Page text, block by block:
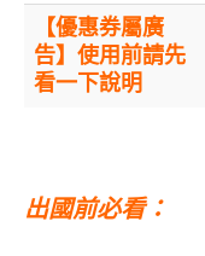
【優惠券屬廣
告】使用前請先
看一下說明
出國前必看：